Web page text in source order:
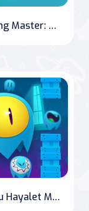
Flipping Master: Bottle Challenge
Uçuşlu Hayalet Macerası